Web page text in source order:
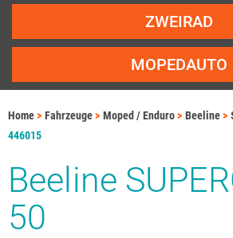
ZWEIRAD
MOPEDAUTO
Home Fahrzeuge Moped / Enduro Beeline
446015
Beeline
50